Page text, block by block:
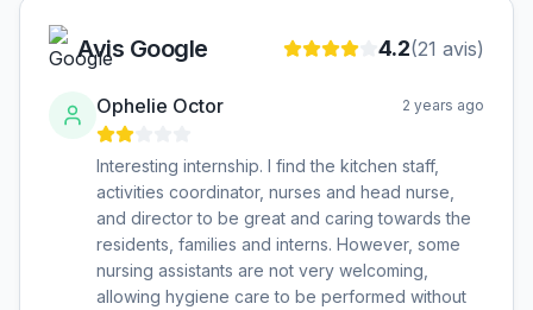
Avis Google 4.2(21 avis)
Ophelie Octor 2 years ago
Interesting internship. I find the kitchen staff,
activities coordinator, nurses and head nurse,
and director to be great and caring towards the
residents, families and interns. However, some
nursing assistants are not very welcoming,
allowing hygiene care to be performed without